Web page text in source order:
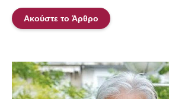
Ακούστε το Άρθρο